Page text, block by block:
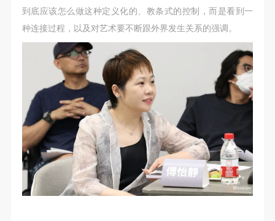
到底应该怎么做这种定义化的、教条式的控制，而是看到一
种连接过程，以及对艺术要不断跟外界发生关系的强调。